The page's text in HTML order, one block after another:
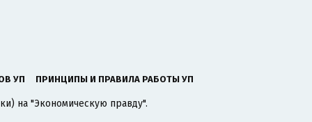
УП ПРИНЦИПЫ И ПРАВИЛА РАБОТЫ УП
на "Экономическую правду".